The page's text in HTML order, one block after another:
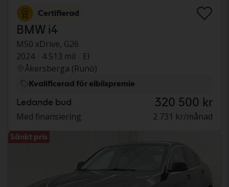
Certifierad
BMW i4
M50 xDrive, G26
2024
4 513 mil
El
Åkersberga (Runö)
Kvalificerad för elbilspremie
Ledande bud 320 500 kr
Med finansiering 2 731 kr/månad
Sänkt pris